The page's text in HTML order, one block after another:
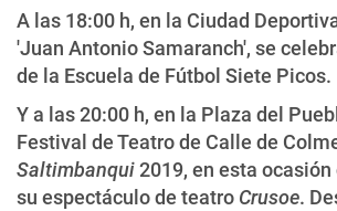
A las 18:00 h, en la Ciudad
'Juan Antonio Samaranch', se
de la Escuela de Fútbol Siete Picos.
Y a las 20:00 h, en la Plaza del
Festival de Teatro de Calle de
Saltimbanqui2019, en esta
su espectáculo de teatro Crusoe.